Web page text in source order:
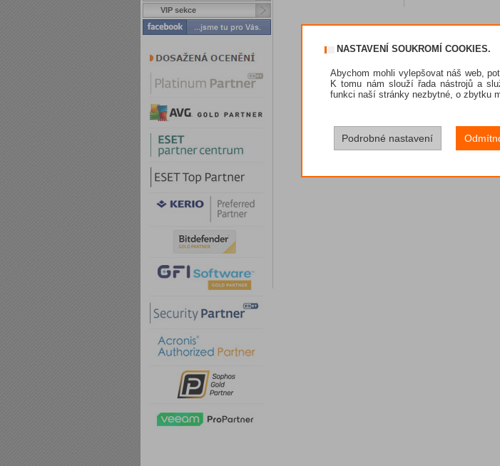
VIP sekce
NASTAVENÍ SOUKROMÍ COOKIES.
Abychom mohli vylepšovat náš web,
K tomu nám slouží řada nástrojů a
funkci naší stránky nezbytné, o zbytku
Podrobné nastavení